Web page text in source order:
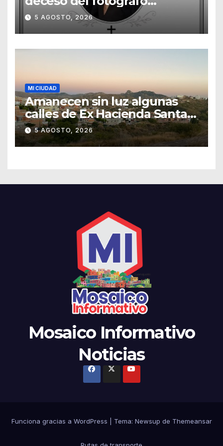
Emmanuel Montero
5 AGOSTO, 2026
MI CIUDAD
Amanecen sin luz algunas
calles de Ex Hacienda Santa
Teresa
5 AGOSTO, 2026
Mosaico Informativo
Noticias
Funciona gracias a WordPress Tema: Newsup de Themeansar